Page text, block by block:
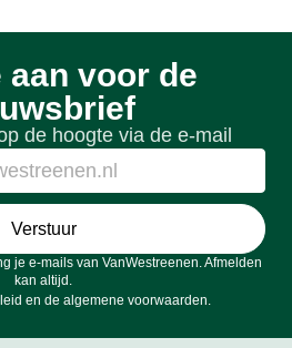
aan voor de
de hoogte via de e-mail
Verstuur
je e-mails van VanWestreenen. Afmelden
kan altijd.
en de algemene voorwaarden.